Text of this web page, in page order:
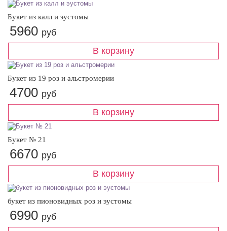
Букет из калл и эустомы
5960 руб
Букет из 19 роз и альстромерии
4700 руб
Букет № 21
6670 руб
букет из пионовидных роз и эустомы
6990 руб